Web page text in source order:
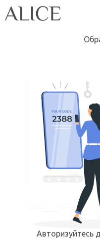
Авторизуйтесь